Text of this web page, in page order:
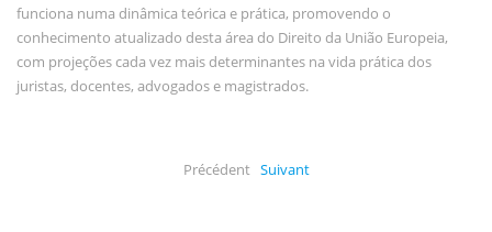
funciona numa dinâmica teórica e prática, promovendo o
conhecimento atualizado desta área do Direito da União Europeia,
com projeções cada vez mais determinantes na vida prática dos
juristas, docentes, advogados e magistrados.
Précédent Suivant